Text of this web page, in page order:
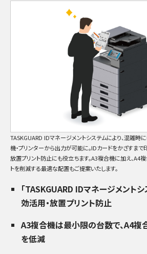
TASKGUARD IDマネージメントシステムにより、混雑時
機・プリンターから出力が可能に。IDカードをかざすまで
放置プリント防止にも役立ちます。A3複合機に加え、A4
トを削減する最適な配置もご提案いたします。
「TASKGUARD IDマネージメント
効活用・放置プリント防止
A3複合機は最小限の台数で、A4複
を低減